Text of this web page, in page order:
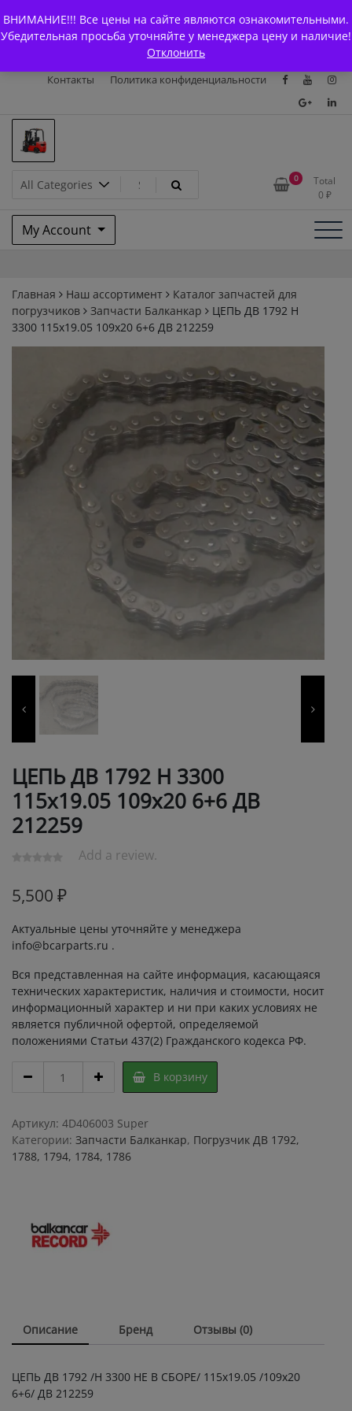
ВНИМАНИЕ!!! Все цены на сайте являются ознакомительными.
Убедительная просьба уточняйте у менеджера цену и наличие!
Отклонить
to
content
Главная
Магазин О Компании
Каталоги
Доставка и оплата
Контакты
Политика конфиденциальности
Запчасти для вилочых
погрузчиков и
электротележек Balkancar
0
Total
0 ₽
My Account
Главная Наш ассортимент
Каталог запчастей для
погрузчиков
Запчасти Балканкар
ЦЕПЬ ДВ 1792 Н
3300 115х19.05 109х20 6+6 ДВ 212259
ЦЕПЬ ДВ 1792 Н 3300
115х19.05 109х20 6+6 ДВ
212259
Add a review.
5,500 ₽
Актуальные цены уточняйте у менеджера
info@bcarparts.ru .
Вся представленная на сайте информация, касающаяся
технических характеристик, наличия и стоимости, носит
информационный характер и ни при каких условиях не
является публичной офертой, определяемой
положениями Статьи 437(2) Гражданского кодекса РФ.
Н
3300
115х19.05
quantity
В корзину
Артикул: 4D406003 Super
Категории: Запчасти Балканкар, Погрузчик ДВ 1792,
1788, 1794, 1784, 1786
Описание Бренд Отзывы (0)
ЦЕПЬ ДВ 1792 /Н 3300 НЕ В СБОРЕ/ 115х19.05 /109х20
6+6/ ДВ 212259